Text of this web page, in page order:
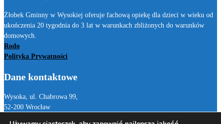
Żłobek Gminny w Wysokiej oferuje fachową opiekę dla dzieci w wieku od
ukończenia 20 tygodnia do 3 lat w warunkach zbliżonych do warunków
domowych.
Rodo
Polityka Prywatności
Dane kontaktowe
Wysoka, ul. Chabrowa 99,
52-200 Wrocław